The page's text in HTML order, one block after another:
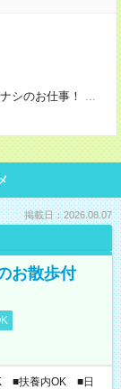
シのお仕事！
...
掲載日：2026.08.07
お散歩付
■扶養内OK ■日